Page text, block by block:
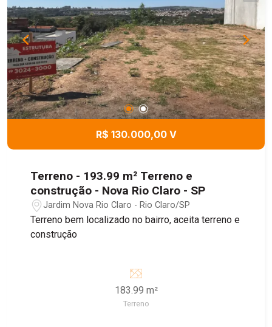
R$ 130.000,00 V
Terreno - 193.99 m² Terreno e
construção - Nova Rio Claro - SP
Jardim Nova Rio Claro - Rio Claro/SP
Terreno bem localizado no bairro, aceita terreno e
construção
183.99 m²
Terreno